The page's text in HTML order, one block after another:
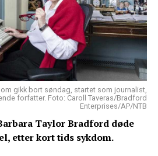
gikk bort søndag, startet som journalist,
forfatter. Foto: Caroll Taveras/Bradford
Enterprises/AP/NTB
Taylor Bradford døde
etter kort tids sykdom.